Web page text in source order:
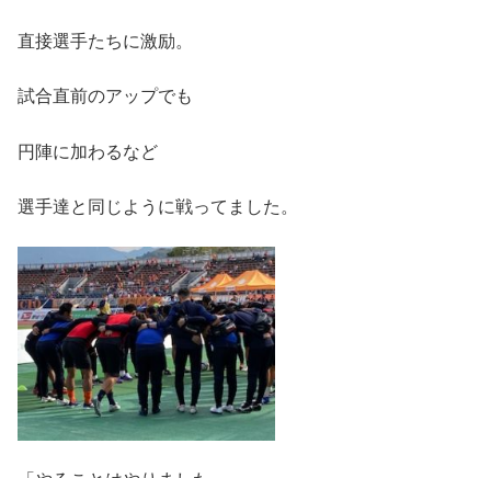
直接選手たちに激励。
試合直前のアップでも
円陣に加わるなど
選手達と同じように戦ってました。